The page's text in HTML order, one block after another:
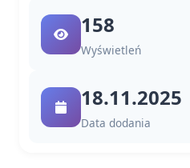
158
Wyświetleń
18.11.2025
Data dodania